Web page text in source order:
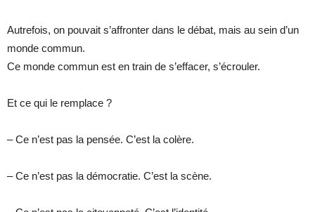
Autrefois, on pouvait s’affronter dans le débat, mais au sein d’un
monde commun.
Ce monde commun est en train de s’effacer, s’écrouler.
Et ce qui le remplace ?
– Ce n’est pas la pensée. C’est la colère.
– Ce n’est pas la démocratie. C’est la scène.